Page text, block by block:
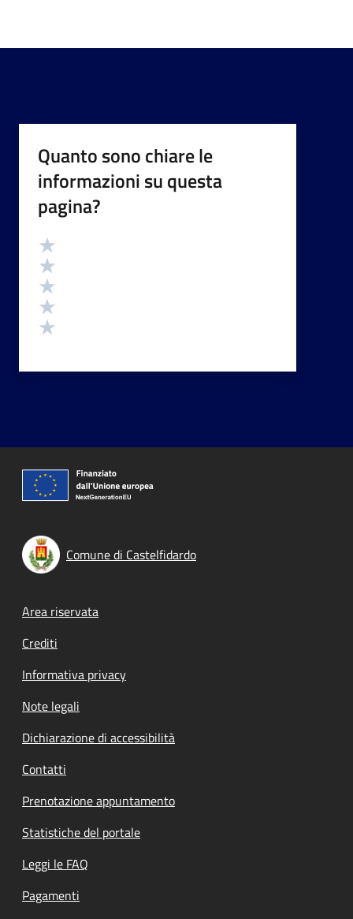
Quanto sono chiare le
informazioni su questa
pagina?
Valutazione
Comune di Castelfidardo
Footer menu
Area riservata
Crediti
Informativa privacy
Note legali
Dichiarazione di accessibilità
Contatti
Prenotazione appuntamento
Statistiche del portale
Leggi le FAQ
Pagamenti